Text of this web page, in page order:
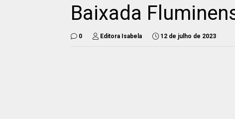
Baixada
0 Editora Isabela 12 de julho de 2023